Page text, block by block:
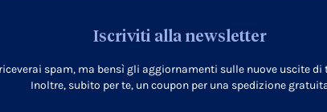
Iscriviti alla newsletter
spam, ma bensì gli aggiornamenti sulle nuove uscite
Inoltre, subito per te, un coupon per una spedizione